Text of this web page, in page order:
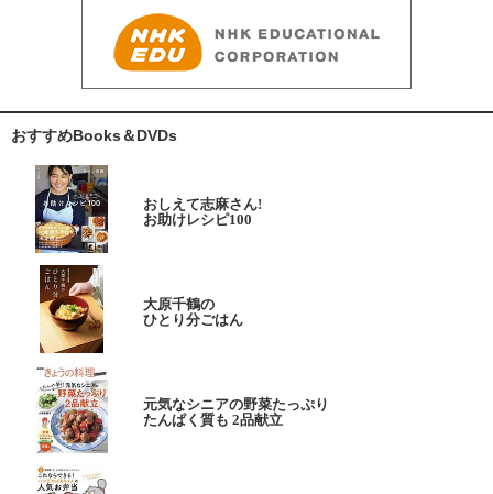
おすすめBooks＆DVDs
おしえて志麻さん!
お助けレシピ100
大原千鶴の
ひとり分ごはん
元気なシニアの野菜たっぷり
たんぱく質も 2品献立